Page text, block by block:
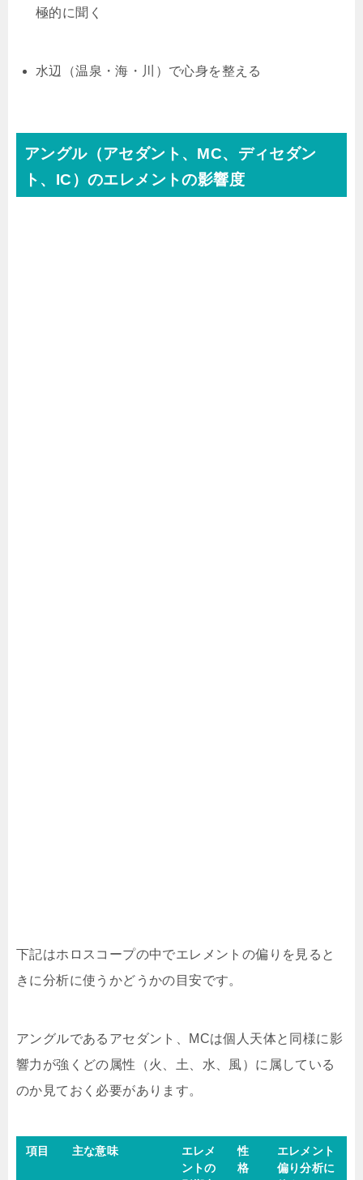
極的に聞く
水辺（温泉・海・川）で心身を整える
アングル（アセダント、MC、ディセダン
ト、IC）のエレメントの影響度
下記はホロスコープの中でエレメントの偏りを見ると
きに分析に使うかどうかの目安です。
アングルであるアセダント、MCは個人天体と同様に影
響力が強くどの属性（火、土、水、風）に属している
のか見ておく必要があります。
項目 主な意味
エレメ
ントの
性
格
エレメント
偏り分析に